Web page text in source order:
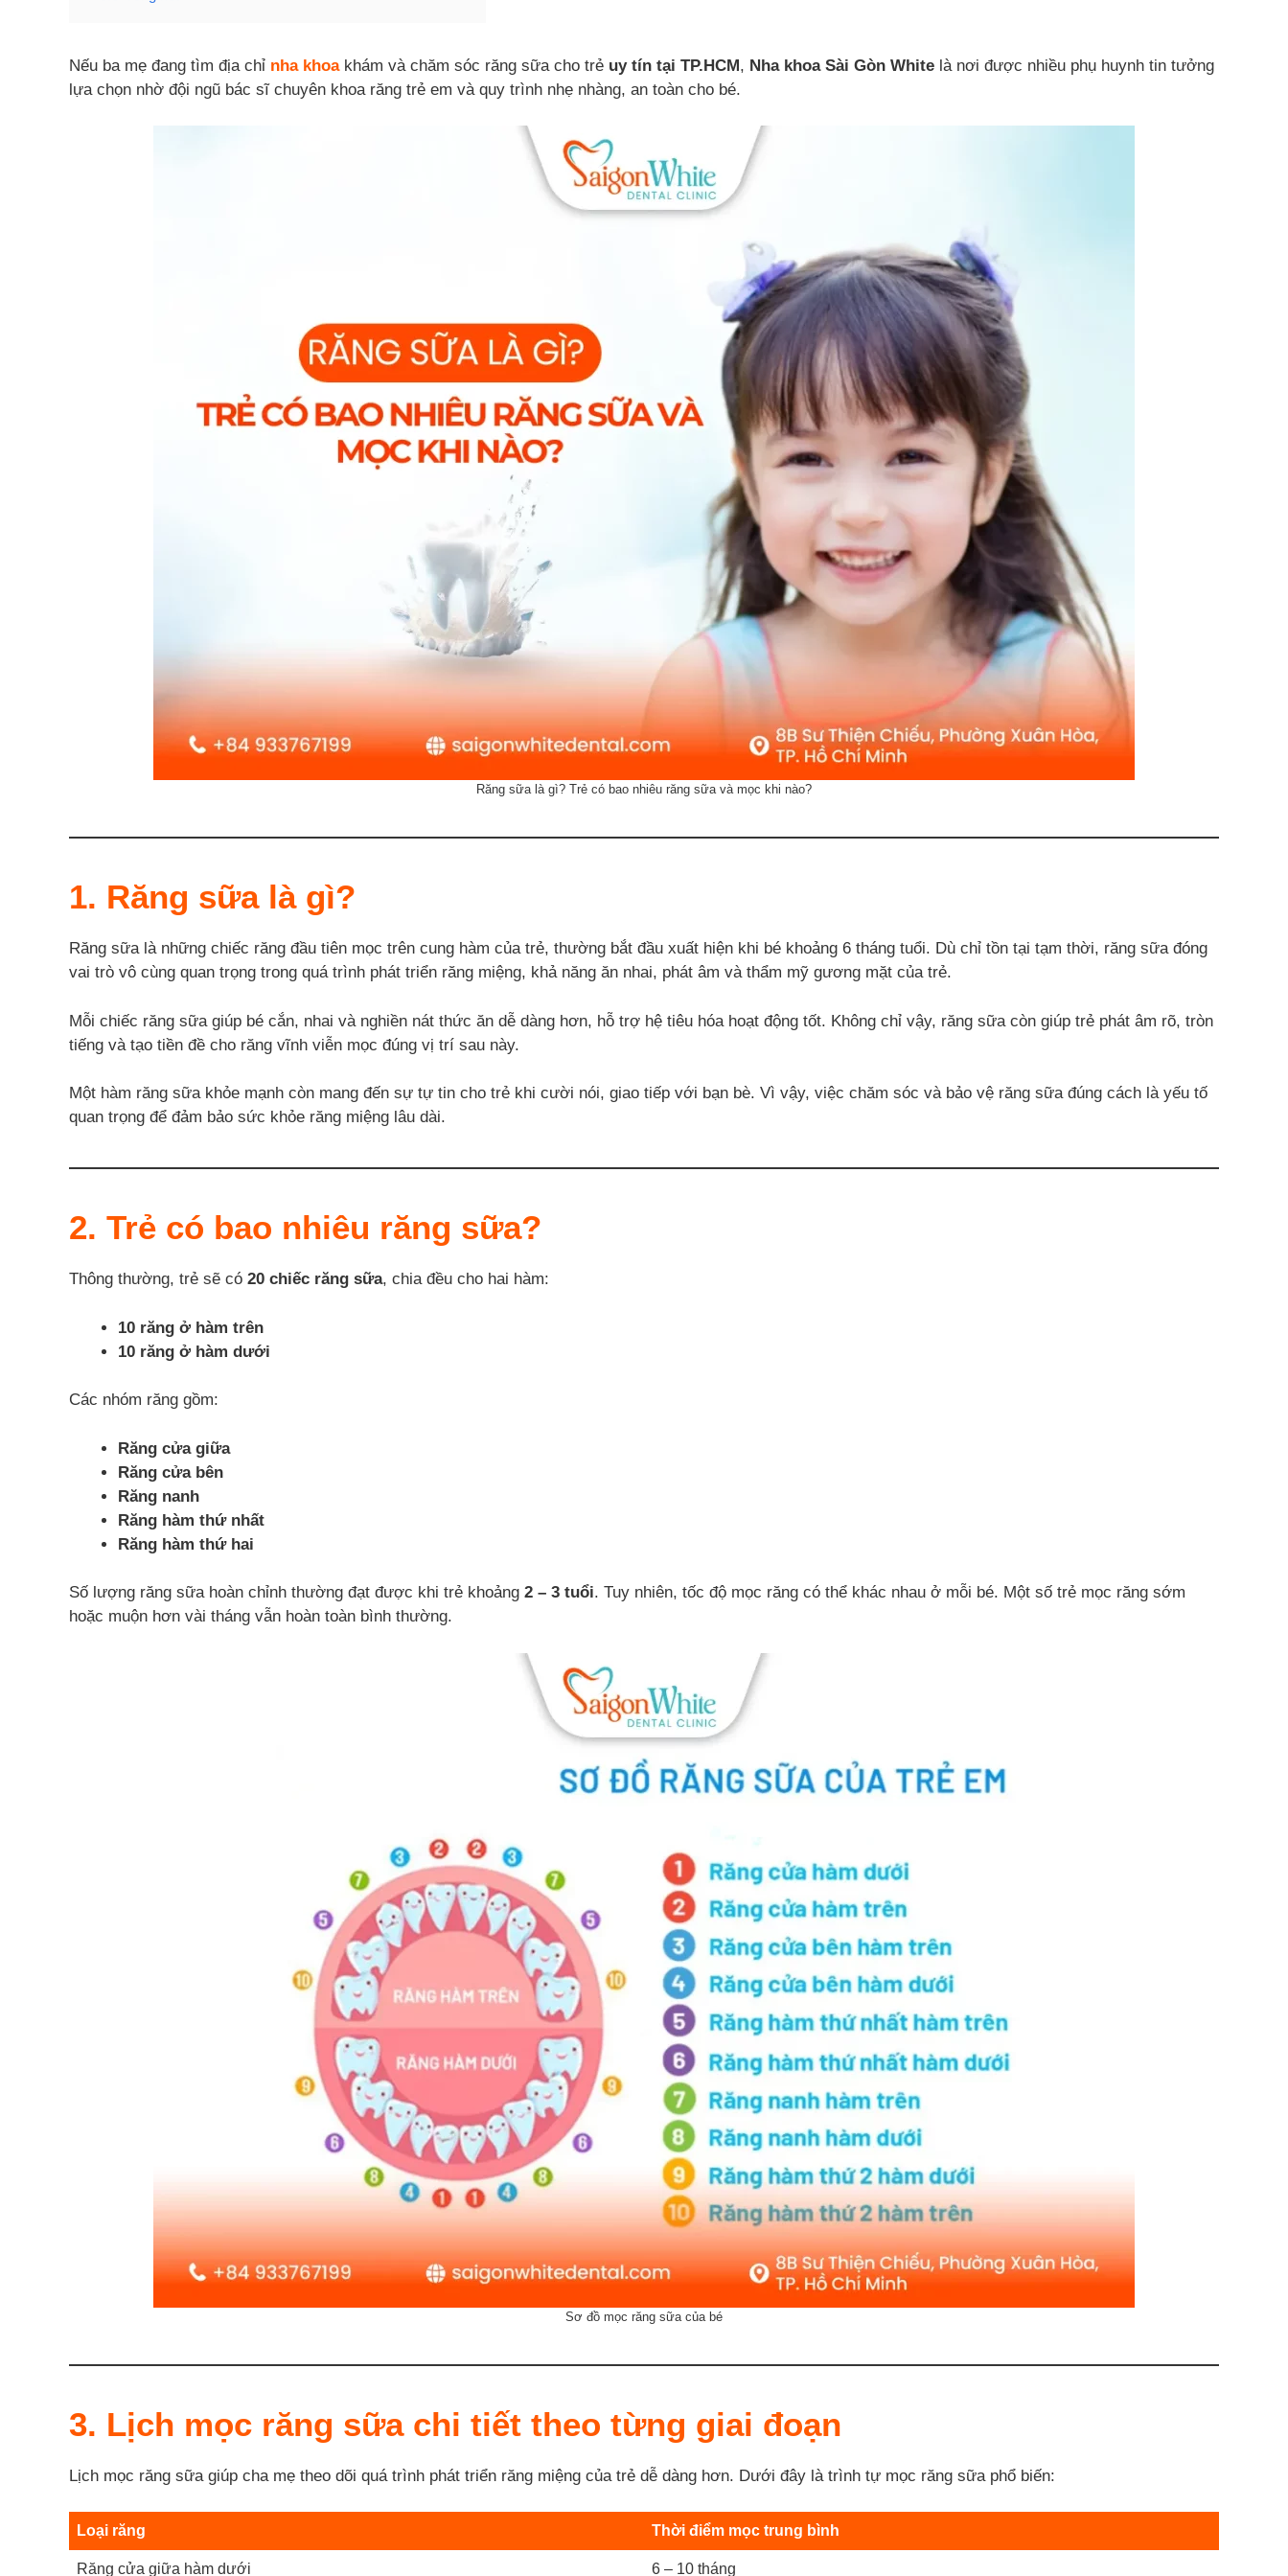
Nếu ba mẹ đang tìm địa chỉ nha khoakhám và chăm sóc răng sữa cho trẻ uy tín tại TP.HCM, Nha khoa Sài Gòn White là nơi được nhiều phụ huynh tin tưởng
lựa chọn nhờ đội ngũ bác sĩ chuyên khoa răng trẻ em và quy trình nhẹ nhàng, an toàn cho bé.
Răng sữa là gì? Trẻ có bao nhiêu răng sữa và mọc khi nào?
1. Răng sữa là gì?
Răng sữa là những chiếc răng đầu tiên mọc trên cung hàm của trẻ, thường bắt đầu xuất hiện khi bé khoảng 6 tháng tuổi. Dù chỉ tồn tại tạm thời, răng sữa đóng
vai trò vô cùng quan trọng trong quá trình phát triển răng miệng, khả năng ăn nhai, phát âm và thẩm mỹ gương mặt của trẻ.
Mỗi chiếc răng sữa giúp bé cắn, nhai và nghiền nát thức ăn dễ dàng hơn, hỗ trợ hệ tiêu hóa hoạt động tốt. Không chỉ vậy, răng sữa còn giúp trẻ phát âm rõ, tròn
tiếng và tạo tiền đề cho răng vĩnh viễn mọc đúng vị trí sau này.
Một hàm răng sữa khỏe mạnh còn mang đến sự tự tin cho trẻ khi cười nói, giao tiếp với bạn bè. Vì vậy, việc chăm sóc và bảo vệ răng sữa đúng cách là yếu tố
quan trọng để đảm bảo sức khỏe răng miệng lâu dài.
2. Trẻ có bao nhiêu răng sữa?
Thông thường, trẻ sẽ có 20 chiếc răng sữa, chia đều cho hai hàm:
10 răng ở hàm trên
10 răng ở hàm dưới
Các nhóm răng gồm:
Răng cửa giữa
Răng cửa bên
Răng nanh
Răng hàm thứ nhất
Răng hàm thứ hai
Số lượng răng sữa hoàn chỉnh thường đạt được khi trẻ khoảng 2 – 3 tuổi. Tuy nhiên, tốc độ mọc răng có thể khác nhau ở mỗi bé. Một số trẻ mọc răng sớm
hoặc muộn hơn vài tháng vẫn hoàn toàn bình thường.
Sơ đồ mọc răng sữa của bé
3. Lịch mọc răng sữa chi tiết theo từng giai đoạn
Lịch mọc răng sữa giúp cha mẹ theo dõi quá trình phát triển răng miệng của trẻ dễ dàng hơn. Dưới đây là trình tự mọc răng sữa phổ biến:
Loại răng Thời điểm mọc trung bình
Răng cửa giữa hàm dưới 6 – 10 tháng